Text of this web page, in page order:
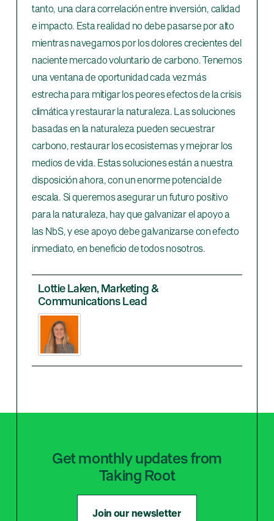
tanto, una clara correlación entre inversión, calidad
e impacto. Esta realidad no debe pasarse por alto
mientras navegamos por los dolores crecientes del
naciente mercado voluntario de carbono. Tenemos
una ventana de oportunidad cada vez más
estrecha para mitigar los peores efectos de la crisis
climática y restaurar la naturaleza. Las soluciones
basadas en la naturaleza pueden secuestrar
carbono, restaurar los ecosistemas y mejorar los
medios de vida. Estas soluciones están a nuestra
disposición ahora, con un enorme potencial de
escala. Si queremos asegurar un futuro positivo
para la naturaleza, hay que galvanizar el apoyo a
las NbS, y ese apoyo debe galvanizarse con efecto
inmediato, en beneficio de todos nosotros.
Lottie Laken, Marketing &
Communications Lead
Get monthly updates from
Taking Root
Join our newsletter